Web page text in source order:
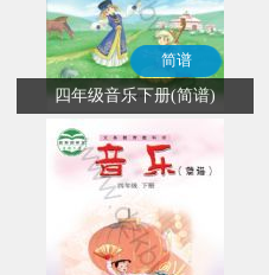
简谱
四年级音乐下册(简谱)